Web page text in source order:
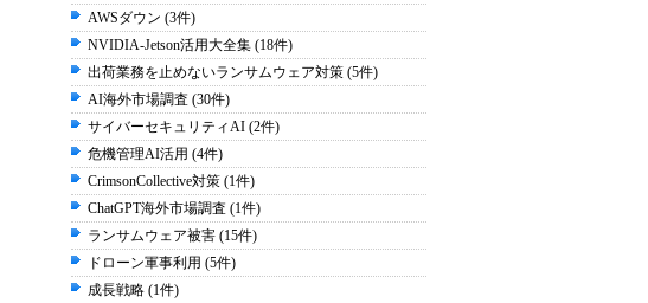
AWSダウン (3件)
NVIDIA-Jetson活用大全集 (18件)
出荷業務を止めないランサムウェア対策 (5件)
AI海外市場調査 (30件)
サイバーセキュリティAI (2件)
危機管理AI活用 (4件)
CrimsonCollective対策 (1件)
ChatGPT海外市場調査 (1件)
ランサムウェア被害 (15件)
ドローン軍事利用 (5件)
成長戦略 (1件)